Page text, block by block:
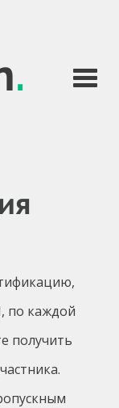
по каждой
получить